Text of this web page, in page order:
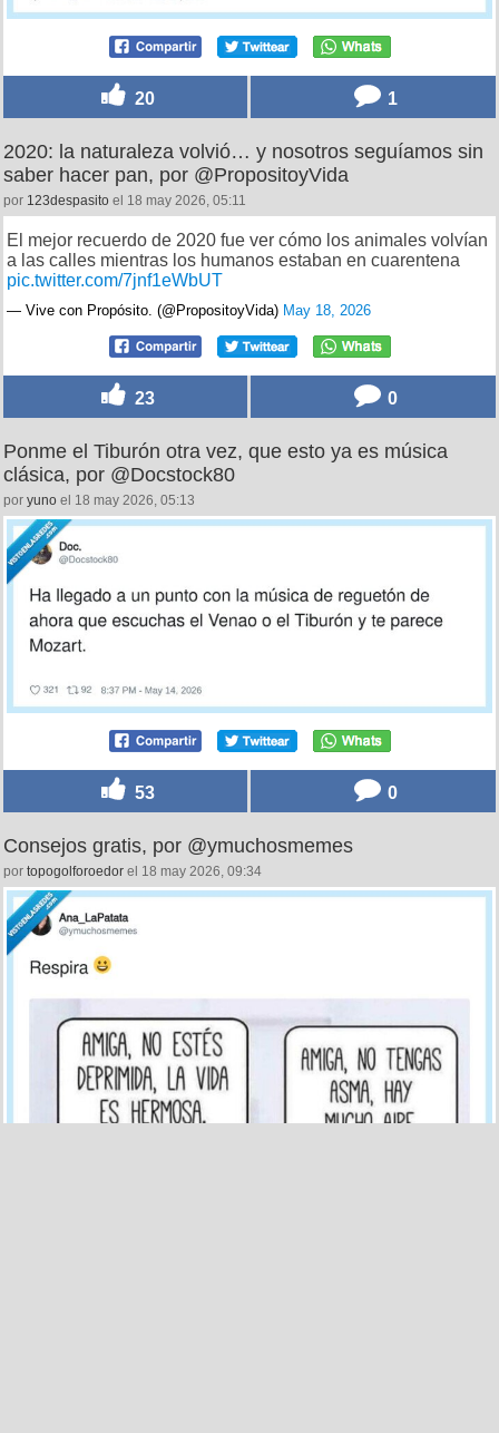
20 1
2020: la naturaleza volvió… y nosotros seguíamos sin
saber hacer pan, por @PropositoyVida
por 123despasito el 18 may 2026, 05:11
El mejor recuerdo de 2020 fue ver cómo los animales volvían
a las calles mientras los humanos estaban en cuarentena
pic.twitter.com/7jnf1eWbUT
— Vive con Propósito. (@PropositoyVida) May 18, 2026
23 0
Ponme el Tiburón otra vez, que esto ya es música
clásica, por @Docstock80
por yuno el 18 may 2026, 05:13
53 0
Consejos gratis, por @ymuchosmemes
por topogolforoedor el 18 may 2026, 09:34